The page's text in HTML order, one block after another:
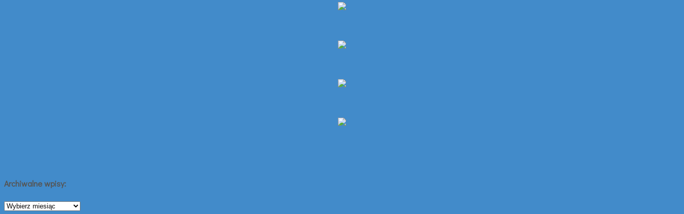
Archiwalne wpisy:
Archiwalne